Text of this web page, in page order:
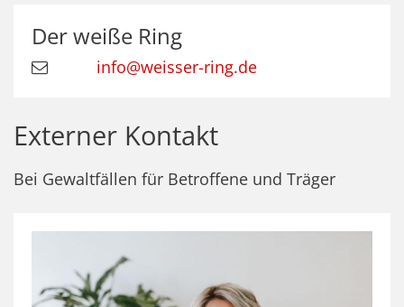
Der weiße Ring
info@weisser-ring.de
Externer Kontakt
Bei Gewaltfällen für Betroffene und Träger